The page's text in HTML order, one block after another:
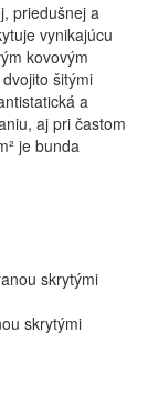
priedušnej a
vynikajúcu
kovovým
šitými
a
aj pri častom
je bunda
skrytými
skrytými